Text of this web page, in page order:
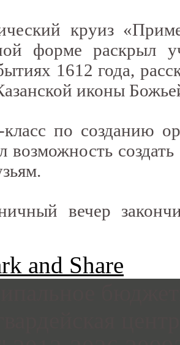
круиз
форме раскрыл
1612 года,
иконы
по созданию
возможность
вечер